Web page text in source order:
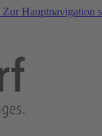
Zur Hauptnavigation